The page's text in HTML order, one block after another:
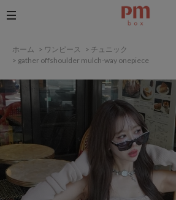
ホーム > ワンピース > チュニック
> gather offshoulder mulch-way onepiece